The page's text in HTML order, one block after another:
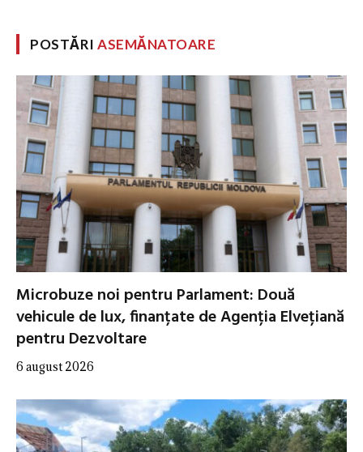
POSTĂRIASEMĂNATOARE
Microbuze noi pentru Parlament: Două
vehicule de lux, finanțate de Agenția Elvețiană
pentru Dezvoltare
6 august 2026